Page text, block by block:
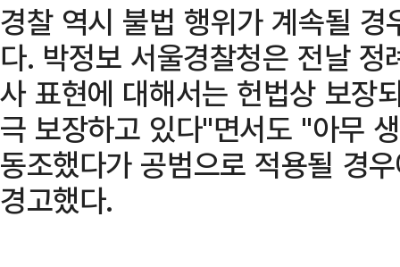
경찰 역시 불법 행위가 계속될
다. 박정보 서울경찰청은 전날
사 표현에 대해서는 헌법상 보장
극 보장하고 있다"면서도 "아무
동조했다가 공범으로 적용될 경
경고했다.